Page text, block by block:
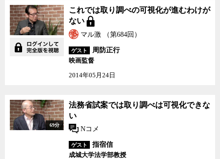
これでは取り調べの可視化が進むわけが
ない
マル激 （第684回）
ゲスト
周防正行
映画監督
2014年05月24日
69分
法務省試案では取り調べは可視化できな
い
Nコメ
ゲスト
指宿信
成城大学法学部教授